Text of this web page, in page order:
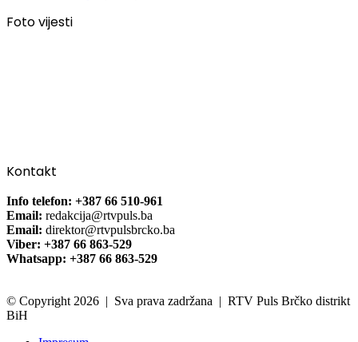
Foto vijesti
Kontakt
Info telefon: +387 66 510-961
Email: redakcija@rtvpuls.ba
Email: direktor@rtvpulsbrcko.ba
Viber: +387 66 863-529
Whatsapp: +387 66 863-529
© Copyright 2026 | Sva prava zadržana | RTV Puls Brčko distrikt
BiH